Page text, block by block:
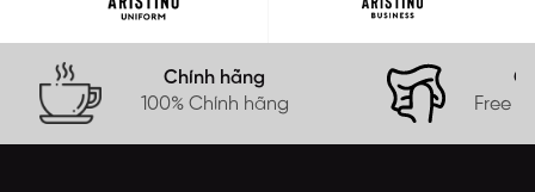
Chính hãng
100% Chính hãng
Free